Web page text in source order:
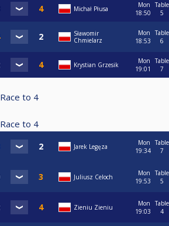
Michał Płusa
Mon
18:50
Table
5
Sławomir
Chmielarz
Mon
18:53
Table
6
Krystian Grzesik
Mon
19:01
Table
7
Race to 4
Race to 4
Jarek Legęza
Mon
19:34
Table
7
Juliusz Celoch
Mon
19:53
Table
5
Zieniu Zieniu
Mon
19:03
Table
4